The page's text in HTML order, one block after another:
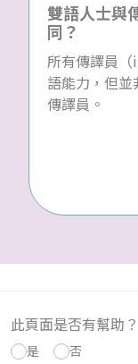
雙語人士與
同？
所有傳譯員
語能力，但
傳譯員。
此頁面是否有幫助？
是 否